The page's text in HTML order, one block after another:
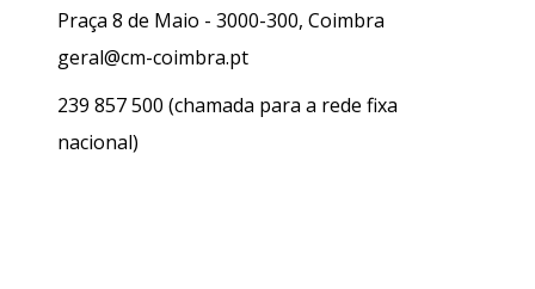
Praça 8 de Maio - 3000-300, Coimbra
geral@cm-coimbra.pt
239 857 500 (chamada para a rede fixa
nacional)